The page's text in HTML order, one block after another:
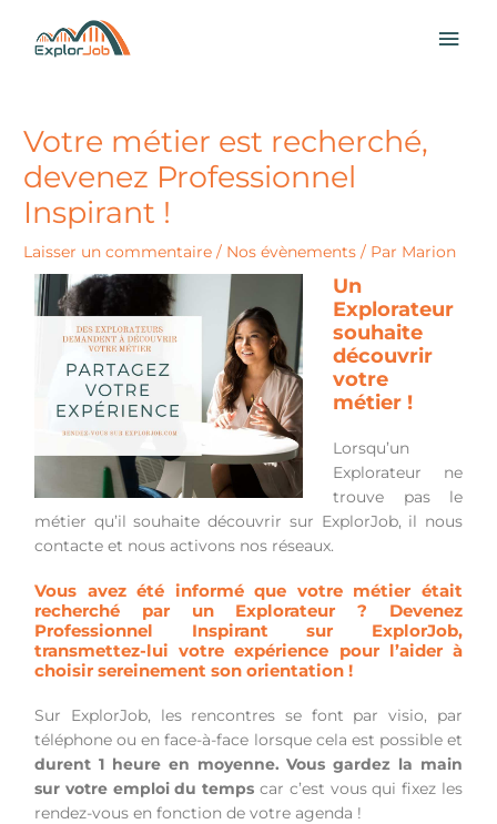
contenu
Votre métier est recherché,
devenez Professionnel
Inspirant !
Laisser un commentaire / Nos évènements / Par Marion
Un
Explorateur
souhaite
découvrir
votre
métier !
Lorsqu’un
Explorateur ne
trouve pas le
métier qu’il souhaite découvrir sur ExplorJob, il nous
contacte et nous activons nos réseaux.
Vous avez été informé que votre métier était
recherché par un Explorateur ? Devenez
Professionnel Inspirant sur ExplorJob,
transmettez-lui votre expérience pour l’aider à
choisir sereinement son orientation !
Sur ExplorJob, les rencontres se font par visio, par
téléphone ou en face-à-face lorsque cela est possible et
durent 1 heure en moyenne. Vous gardez la main
sur votre emploi du temps car c’est vous qui fixez les
rendez-vous en fonction de votre agenda !